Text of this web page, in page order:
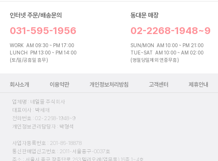
인터넷 주문/배송문의
031-595-1956
WORK AM 09:30 ~ PM 17:00
LUNCH PM 13:00 ~ PM 14:00
(토/일/공휴일 휴무)
동대문 매장
02-2268-1948~9
SUN/MON AM 10:00 ~ PM 21:00
TUE~SAT AM 10:00 ~ AM 02:00
(명절당일제외 연중무휴)
회사소개 이용약관 개인정보처리방침 고객센터 제휴안내
업체명 : 네일몰 주식회사
대표이사 : 박세재
전화번호 : 02-2268-1948~9
개인정보관리담당자 : 박형석
사업자등록번호 : 201-86-18878
통신판매업신고번호 : 2011-서울중구-0037호